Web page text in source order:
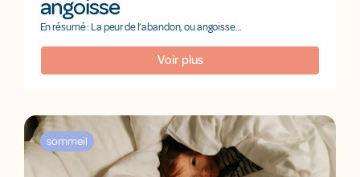
angoisse
En résumé : La peur de l’abandon, ou angoisse...
Voir plus
sommeil